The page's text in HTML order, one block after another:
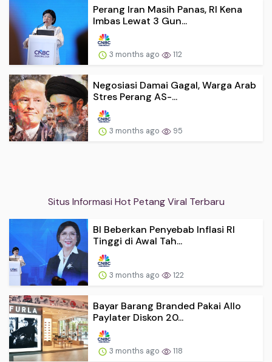
Perang Iran Masih Panas, RI Kena
Imbas Lewat 3 Gun...
3 months ago 112
Negosiasi Damai Gagal, Warga Arab
Stres Perang AS-...
3 months ago 95
Situs Informasi Hot Petang Viral Terbaru
BI Beberkan Penyebab Inflasi RI
Tinggi di Awal Tah...
3 months ago 122
Bayar Barang Branded Pakai Allo
Paylater Diskon 20...
3 months ago 118